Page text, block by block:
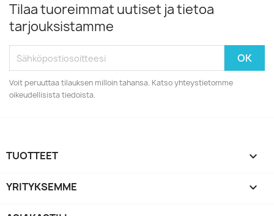
Tilaa tuoreimmat uutiset ja tietoa
tarjouksistamme
Voit peruuttaa tilauksen milloin tahansa. Katso yhteystietomme
oikeudellisista tiedoista.
TUOTTEET 
YRITYKSEMME 